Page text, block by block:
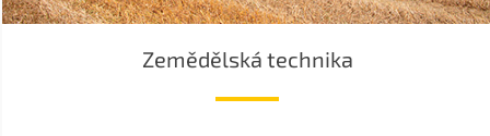
Zemědělská technika